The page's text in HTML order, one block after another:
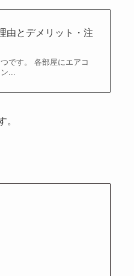
由とデメリット・注
です。 各部屋にエアコ
...